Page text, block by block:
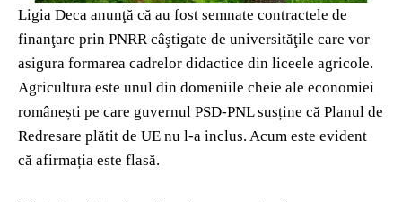
Ligia Deca anunţă că au fost semnate contractele de
finanţare prin PNRR câştigate de universităţile care vor
asigura formarea cadrelor didactice din liceele agricole.
Agricultura este unul din domeniile cheie ale economiei
românești pe care guvernul PSD-PNL susține că Planul de
Redresare plătit de UE nu l-a inclus. Acum este evident
că afirmația este flasă.